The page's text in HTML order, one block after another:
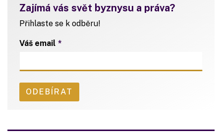
Zajímá vás svět byznysu a práva?
Přihlaste se k odběru!
Váš email